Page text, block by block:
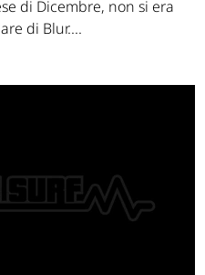
di Dicembre, non si era
di Blur....